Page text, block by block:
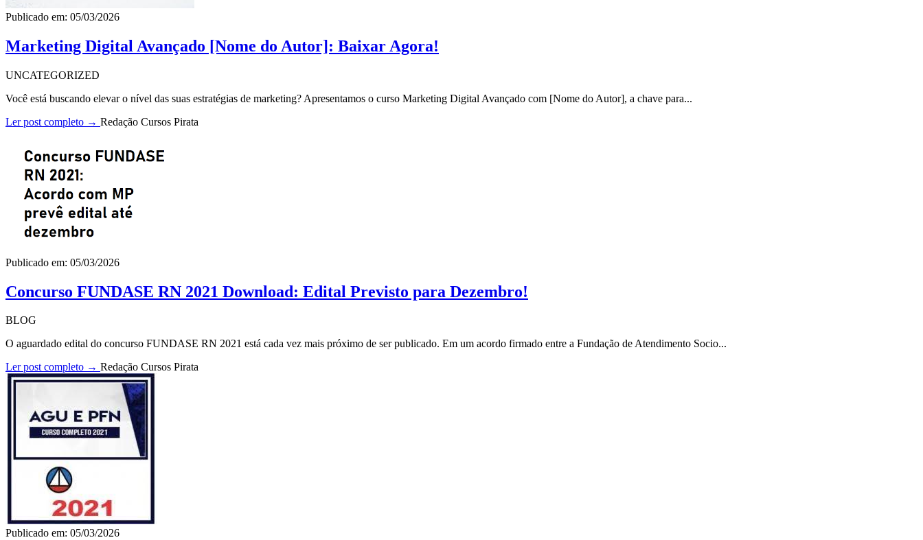
Publicado em: 05/03/2026
Marketing Digital Avançado [Nome do Autor]: Baixar Agora!
UNCATEGORIZED
Você está buscando elevar o nível das suas estratégias de marketing? Apresentamos o curso Marketing Digital Avançado com [Nome do Autor], a chave para...
Ler post completo → Redação Cursos Pirata
Publicado em: 05/03/2026
Concurso FUNDASE RN 2021 Download: Edital Previsto para Dezembro!
BLOG
O aguardado edital do concurso FUNDASE RN 2021 está cada vez mais próximo de ser publicado. Em um acordo firmado entre a Fundação de Atendimento Socio...
Ler post completo → Redação Cursos Pirata
Publicado em: 05/03/2026